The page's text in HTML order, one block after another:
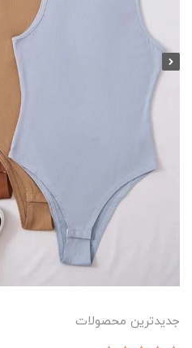
جدیدترین محصولات